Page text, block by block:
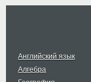
Английский язык
Алгебра